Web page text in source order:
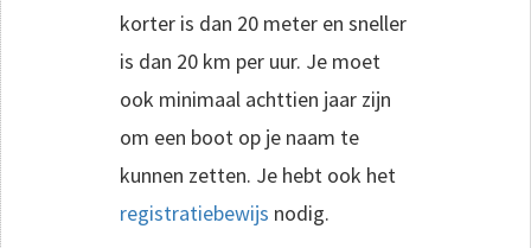
korter is dan 20 meter en sneller
is dan 20 km per uur. Je moet
ook minimaal achttien jaar zijn
om een boot op je naam te
kunnen zetten. Je hebt ook het
registratiebewijs nodig.